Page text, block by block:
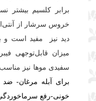
برابر کلسیم
خروس سرشار از
دید نیز
مفید است و
میزان قابل‌توجهی
سفیدی موها نیز
برای آبله مرغان-
خونی-رفع